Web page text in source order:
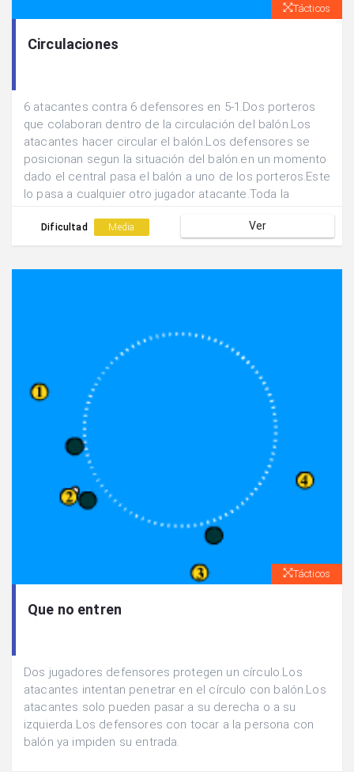
Tácticos
Circulaciones
6 atacantes contra 6 defensores en 5-1.Dos porteros
que colaboran dentro de la circulación del balón.Los
atacantes hacer circular el balón.Los defensores se
posicionan segun la situación del balón.en un momento
dado el central pasa el balón a uno de los porteros.Este
lo pasa a cualquier otro jugador atacante.Toda la
Dificultad Media Ver
Tácticos
Que no entren
Dos jugadores defensores protegen un círculo.Los
atacantes intentan penetrar en el círculo con balón.Los
atacantes solo pueden pasar a su derecha o a su
izquierda.Los defensores con tocar a la persona con
balón ya impiden su entrada.